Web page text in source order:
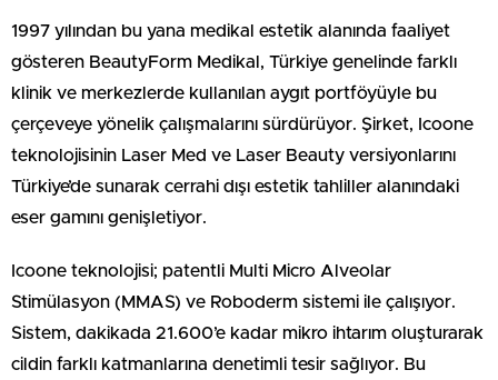
1997 yılından bu yana medikal estetik alanında faaliyet
gösteren BeautyForm Medikal, Türkiye genelinde farklı
klinik ve merkezlerde kullanılan aygıt portföyüyle bu
çerçeveye yönelik çalışmalarını sürdürüyor. Şirket, Icoone
teknolojisinin Laser Med ve Laser Beauty versiyonlarını
Türkiye’de sunarak cerrahi dışı estetik tahliller alanındaki
eser gamını genişletiyor.
Icoone teknolojisi; patentli Multi Micro Alveolar
Stimülasyon (MMAS) ve Roboderm sistemi ile çalışıyor.
Sistem, dakikada 21.600’e kadar mikro ihtarım oluşturarak
cildin farklı katmanlarına denetimli tesir sağlıyor. Bu